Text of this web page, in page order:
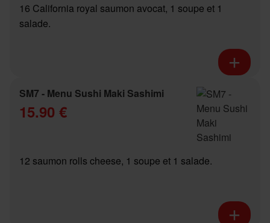
16 California royal saumon avocat, 1 soupe et 1
salade.
SM7 - Menu Sushi Maki Sashimi
15.90 €
12 saumon rolls cheese, 1 soupe et 1 salade.